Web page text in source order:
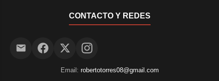
CONTACTO Y REDES
Email: robertotorres08@gmail.com